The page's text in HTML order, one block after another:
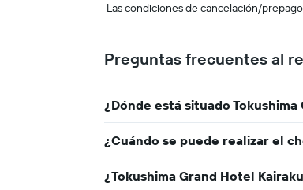
Las condiciones de cancelación/
Preguntas frecuentes al
¿Dónde está situado
¿Cuándo se puede realizar el
¿Tokushima Grand Hotel